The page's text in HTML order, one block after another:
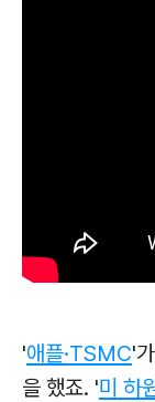
'애플·TSMC'
을 했죠. '미 하